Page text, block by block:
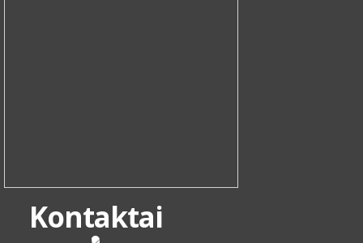
Kontaktai